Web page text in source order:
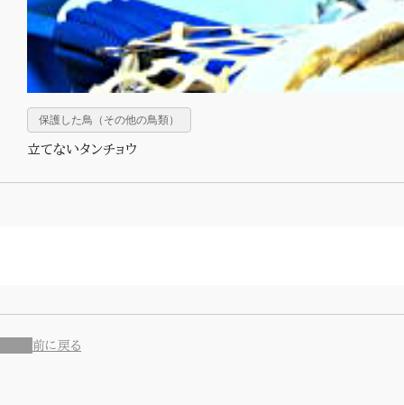
保護した鳥（その他の鳥類）
立てないタンチョウ
前に戻る